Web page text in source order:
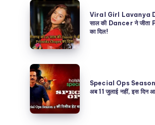
की
Babydoll
Archi
कौन
है?
असली
या
AI
Viral
Girl
Lavanya
Das:
की
16
साल
की
Viral Girl Lavanya
साल की Dancer ने
का दिल!
Special
Ops
Season
2
Special Ops Season
अब 11 जुलाई नहीं, इस दिन